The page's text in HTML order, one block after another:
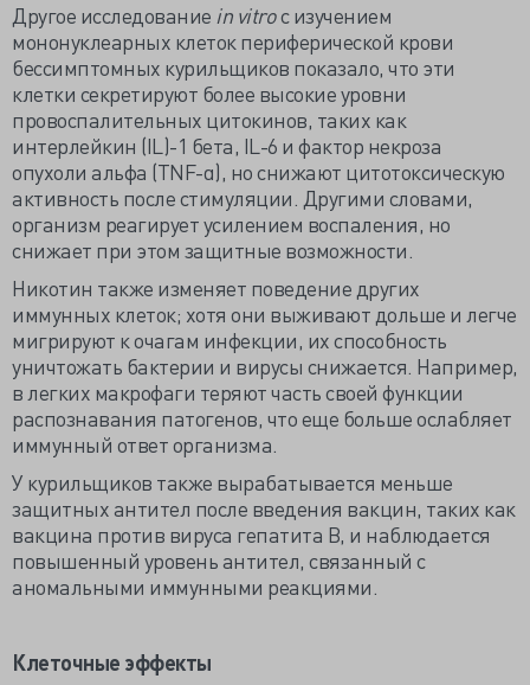
Другое исследование in vitroс изучением
мононуклеарных клеток периферической крови
бессимптомных курильщиков показало, что эти
клетки секретируют более высокие уровни
провоспалительных цитокинов, таких как
интерлейкин (IL)-1 бета, IL-6 и фактор некроза
опухоли альфа (TNF-α), но снижают цитотоксическую
активность после стимуляции. Другими словами,
организм реагирует усилением воспаления, но
снижает при этом защитные возможности.
Никотин также изменяет поведение других
иммунных клеток; хотя они выживают дольше и легче
мигрируют к очагам инфекции, их способность
уничтожать бактерии и вирусы снижается. Например,
в легких макрофаги теряют часть своей функции
распознавания патогенов, что еще больше ослабляет
иммунный ответ организма.
У курильщиков также вырабатывается меньше
защитных антител после введения вакцин, таких как
вакцина против вируса гепатита В, и наблюдается
повышенный уровень антител, связанный с
аномальными иммунными реакциями.
Клеточные эффекты